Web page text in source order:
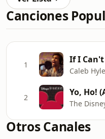
Canciones
1
Caleb
2 Yo, Ho!
The
Otros Canales